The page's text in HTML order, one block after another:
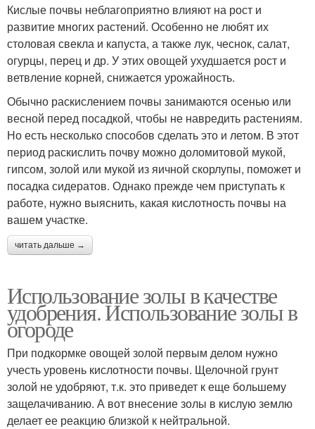
Кислые почвы неблагоприятно влияют на рост и
развитие многих растений. Особенно не любят их
столовая свекла и капуста, а также лук, чеснок, салат,
огурцы, перец и др. У этих овощей ухудшается рост и
ветвление корней, снижается урожайность.
Обычно раскислением почвы занимаются осенью или
весной перед посадкой, чтобы не навредить растениям.
Но есть несколько способов сделать это и летом. В этот
период раскислить почву можно доломитовой мукой,
гипсом, золой или мукой из яичной скорлупы, поможет и
посадка сидератов. Однако прежде чем приступать к
работе, нужно выяснить, какая кислотность почвы на
вашем участке.
читать дальше →
Использование золы в качестве
удобрения. Использование золы в
огороде
При подкормке овощей золой первым делом нужно
учесть уровень кислотности почвы. Щелочной грунт
золой не удобряют, т.к. это приведет к еще большему
защелачиванию. А вот внесение золы в кислую землю
делает ее реакцию близкой к нейтральной.